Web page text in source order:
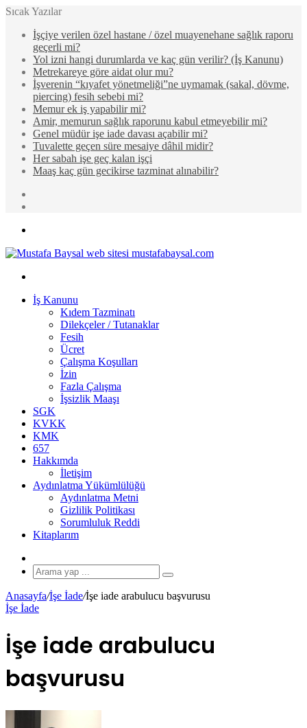
Sıcak Yazılar
İşçiye verilen özel hastane / özel muayenehane sağlık raporu
geçerli mi?
Yol izni hangi durumlarda ve kaç gün verilir? (İş Kanunu)
Metrekareye göre aidat olur mu?
İşverenin “kıyafet yönetmeliği”ne uymamak (sakal, dövme,
piercing) fesih sebebi mi?
Memur ek iş yapabilir mi?
Amir, memurun sağlık raporunu kabul etmeyebilir mi?
Genel müdür işe iade davası açabilir mi?
Tuvalette geçen süre mesaiye dâhil midir?
Her sabah işe geç kalan işçi
Maaş kaç gün gecikirse tazminat alınabilir?
...
İş Kanunu
Kıdem Tazminatı
Dilekçeler / Tutanaklar
Fesih
Ücret
Çalışma Koşulları
İzin
Fazla Çalışma
İşsizlik Maaşı
SGK
KVKK
KMK
657
Hakkımda
İletişim
Aydınlatma Yükümlülüğü
Aydınlatma Metni
Gizlilik Politikası
Sorumluluk Reddi
Kitaplarım
Makale
Arama
yap
...
Anasayfa/İşe İade/İşe iade arabulucu başvurusu
İşe İade
İşe iade arabulucu
başvurusu